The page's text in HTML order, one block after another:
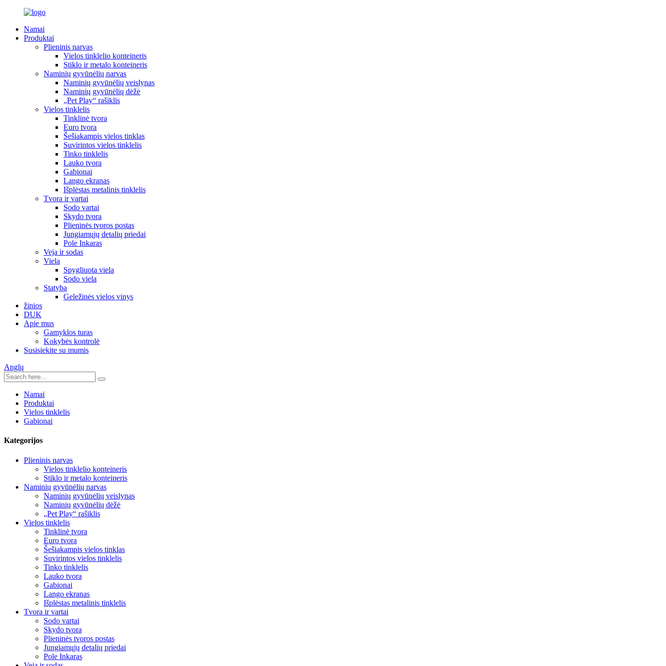
Namai
Produktai
Plieninis narvas
Vielos tinklelio konteineris
Stiklo ir metalo konteineris
Naminių gyvūnėlių narvas
Naminių gyvūnėlių veislynas
Naminių gyvūnėlių dėžė
„Pet Play“ rašiklis
Vielos tinklelis
Tinklinė tvora
Euro tvora
Šešiakampis vielos tinklas
Suvirintos vielos tinklelis
Tinko tinklelis
Lauko tvora
Gabionai
Lango ekranas
Išplėstas metalinis tinklelis
Tvora ir vartai
Sodo vartai
Skydo tvora
Plieninės tvoros postas
Jungiamųjų detalių priedai
Pole Inkaras
Veja ir sodas
Viela
Spygliuota viela
Sodo viela
Statyba
Geležinės vielos vinys
žinios
DUK
Apie mus
Gamyklos turas
Kokybės kontrolė
Susisiekite su mumis
Anglų
Namai
Produktai
Vielos tinklelis
Gabionai
Kategorijos
Plieninis narvas
Vielos tinklelio konteineris
Stiklo ir metalo konteineris
Naminių gyvūnėlių narvas
Naminių gyvūnėlių veislynas
Naminių gyvūnėlių dėžė
„Pet Play“ rašiklis
Vielos tinklelis
Tinklinė tvora
Euro tvora
Šešiakampis vielos tinklas
Suvirintos vielos tinklelis
Tinko tinklelis
Lauko tvora
Gabionai
Lango ekranas
Išplėstas metalinis tinklelis
Tvora ir vartai
Sodo vartai
Skydo tvora
Plieninės tvoros postas
Jungiamųjų detalių priedai
Pole Inkaras